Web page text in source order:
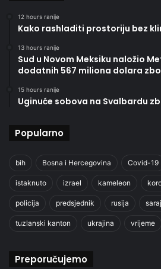
12 hours ranije
Kako rashladiti prostoriju bez
13 hours ranije
Sud u Novom Meksiku naložio
dodatnih 567 miliona dolara
15 hours ranije
Uginuće sobova na Svalbardu
Popularno
bih Bosna i Hercegovina Covid-19
istaknuto izrael kameleon
policija predsjednik rusija
tuzlanski kanton ukrajina vrijeme
Preporučujemo